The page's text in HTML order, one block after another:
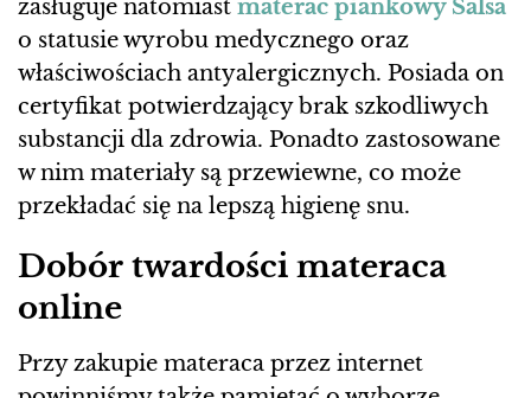
zasługuje natomiast materac piankowy Salsa
o statusie wyrobu medycznego oraz
właściwościach antyalergicznych. Posiada on
certyfikat potwierdzający brak szkodliwych
substancji dla zdrowia. Ponadto zastosowane
w nim materiały są przewiewne, co może
przekładać się na lepszą higienę snu.
Dobór twardości materaca
online
Przy zakupie materaca przez internet